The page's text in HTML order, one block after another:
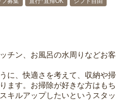
チン、お風呂の水周りなどお客
に、快適さを考えて、収納や掃
ます。お掃除が好きな方はもち
キルアップしたいというスタッ